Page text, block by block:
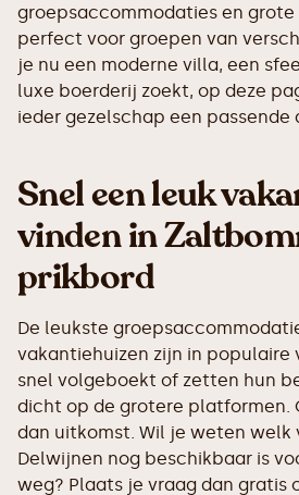
groepsaccommodaties en grote
perfect voor groepen van
je nu een moderne villa, een
luxe boerderij zoekt, op deze
ieder gezelschap een passende
Snel een leuk
vinden in
prikbord
De leukste
vakantiehuizen zijn in populaire
snel volgeboekt of zetten hun
dicht op de grotere platformen.
dan uitkomst. Wil je weten welk
Delwijnen nog beschikbaar is
weg? Plaats je vraag dan gratis